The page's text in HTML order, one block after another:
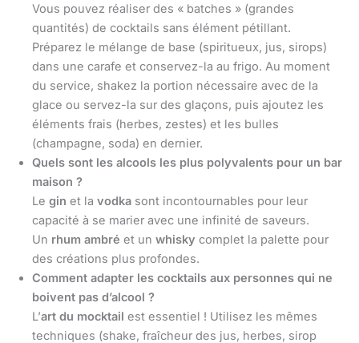
Vous pouvez réaliser des « batches » (grandes
quantités) de cocktails sans élément pétillant.
Préparez le mélange de base (spiritueux, jus, sirops)
dans une carafe et conservez-la au frigo. Au moment
du service, shakez la portion nécessaire avec de la
glace ou servez-la sur des glaçons, puis ajoutez les
éléments frais (herbes, zestes) et les bulles
(champagne, soda) en dernier.
Quels sont les alcools les plus polyvalents pour un bar
maison ?
Le gin et la vodka sont incontournables pour leur
capacité à se marier avec une infinité de saveurs.
Un rhum ambré et un whisky complet la palette pour
des créations plus profondes.
Comment adapter les cocktails aux personnes qui ne
boivent pas d’alcool ?
L’art du mocktail est essentiel ! Utilisez les mêmes
techniques (shake, fraîcheur des jus, herbes, sirop